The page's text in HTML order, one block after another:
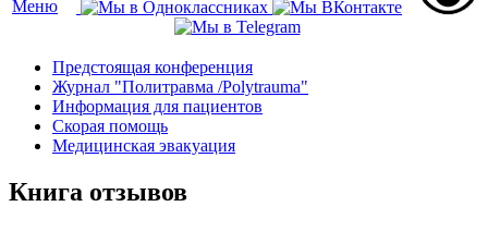
Предстоящая конференция
Журнал "Политравма /Polytrauma"
Информация для пациентов
Скорая помощь
Медицинская эвакуация
Книга отзывов